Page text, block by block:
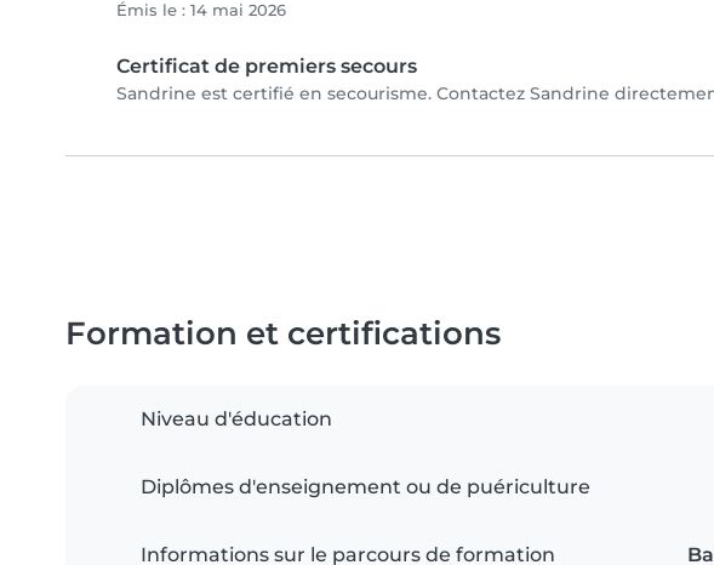
Émis le : 14 mai 2026
Certificat de premiers secours
Sandrine est certifié en secourisme. Contactez Sandrine
Formation et certifications
Niveau d'éducation
Diplômes d'enseignement ou de puériculture
Informations sur le parcours de formation